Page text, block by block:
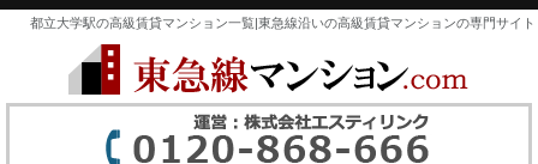
都立大学駅の高級賃貸マンション一覧|東急線沿いの高級賃貸マンションの専門サイト